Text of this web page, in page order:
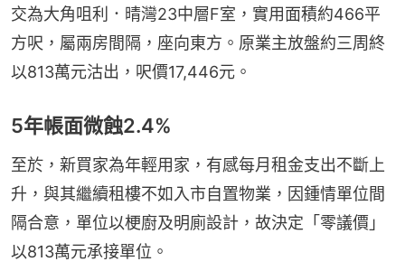
交為大角咀利．晴灣23中層F室，實用面積約466平
方呎，屬兩房間隔，座向東方。原業主放盤約三周終
以813萬元沽出，呎價17,446元。
5年帳面微蝕2.4%
至於，新買家為年輕用家，有感每月租金支出不斷上
升，與其繼續租樓不如入市自置物業，因鍾情單位間
隔合意，單位以梗廚及明廁設計，故決定「零議價」
以813萬元承接單位。